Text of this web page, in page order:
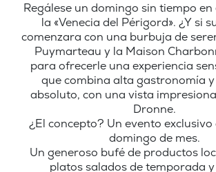
Regálese un domingo sin tiempo
la «Venecia del Périgord». ¿Y si
comenzara con una burbuja de
Puymarteau y la Maison
para ofrecerle una experiencia
que combina alta gastronomía
absoluto, con una vista
Dronne.
¿El concepto? Un evento
domingo de mes.
Un generoso bufé de productos
platos salados de temporada